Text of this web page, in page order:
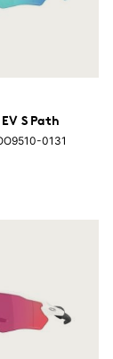
S Path
0131